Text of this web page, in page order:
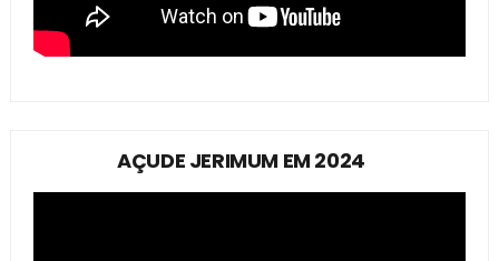
AÇUDE JERIMUM EM 2024